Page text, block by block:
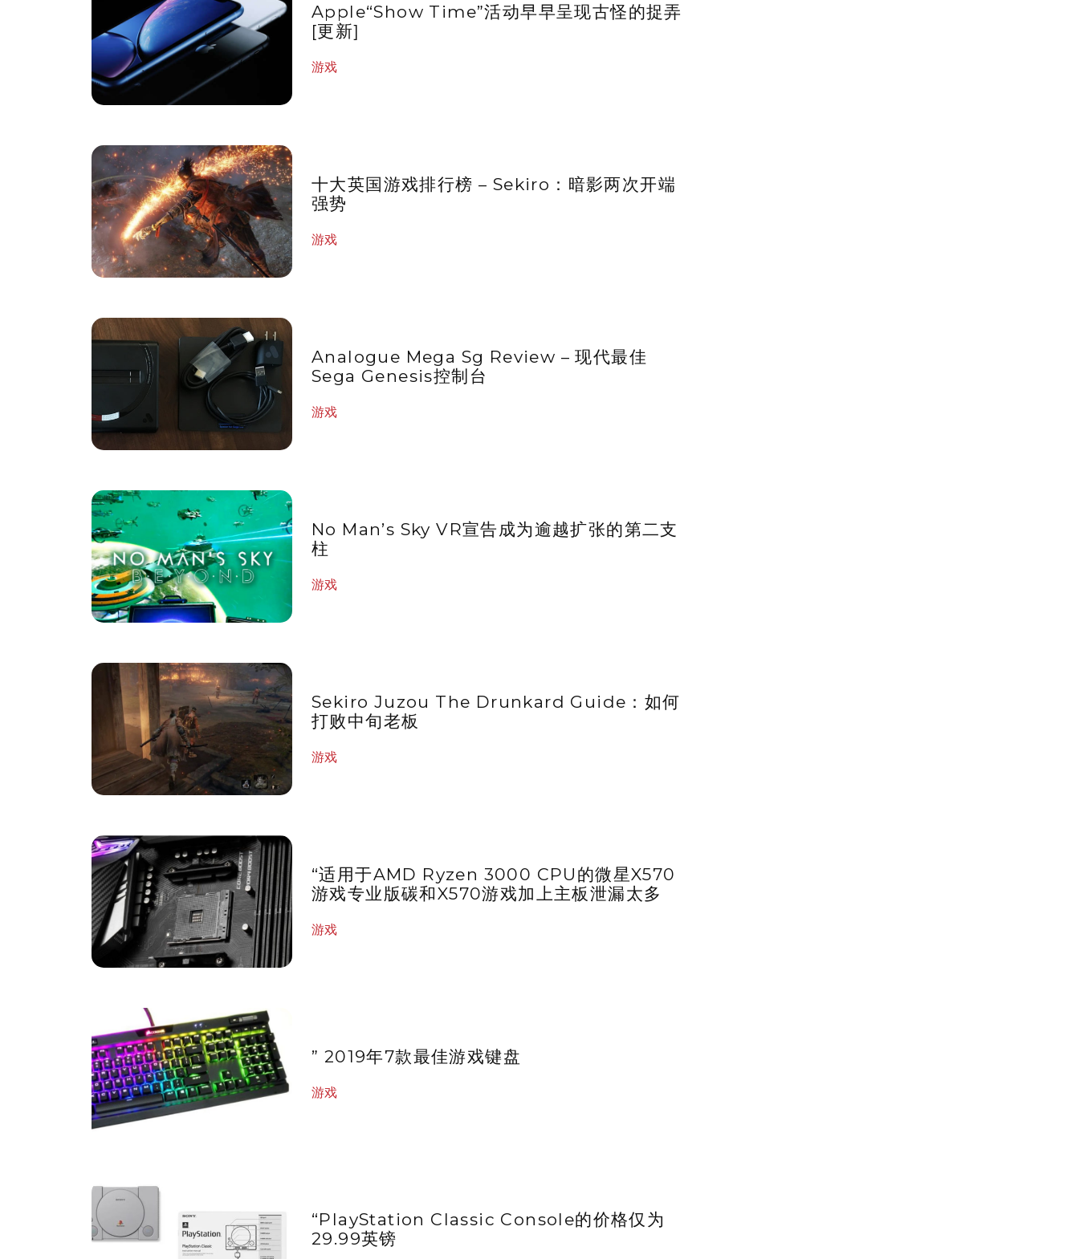
Apple“Show Time”活动早早呈现古怪的捉弄
[更新]
游戏
十大英国游戏排行榜 – Sekiro：暗影两次开端
强势
游戏
Analogue Mega Sg Review – 现代最佳
Sega Genesis控制台
游戏
No Man’s Sky VR宣告成为逾越扩张的第二支
柱
游戏
Sekiro Juzou The Drunkard Guide：如何
打败中旬老板
游戏
“适用于AMD Ryzen 3000 CPU的微星X570
游戏专业版碳和X570游戏加上主板泄漏太多
游戏
” 2019年7款最佳游戏键盘
游戏
“PlayStation Classic Console的价格仅为
29.99英镑